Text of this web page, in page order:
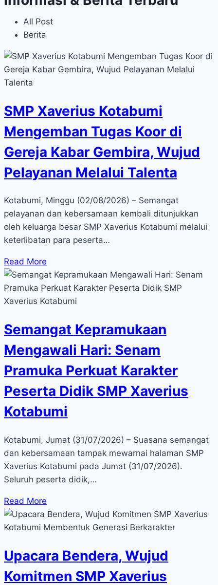
All Post
Berita
SMP Xaverius Kotabumi
Mengemban Tugas Koor di
Gereja Kabar Gembira, Wujud
Pelayanan Melalui Talenta
Kotabumi, Minggu (02/08/2026) – Semangat
pelayanan dan kebersamaan kembali ditunjukkan
oleh keluarga besar SMP Xaverius Kotabumi melalui
keterlibatan para peserta…
Read More
Semangat Kepramukaan
Mengawali Hari: Senam
Pramuka Perkuat Karakter
Peserta Didik SMP Xaverius
Kotabumi
Kotabumi, Jumat (31/07/2026) – Suasana semangat
dan kebersamaan tampak mewarnai halaman SMP
Xaverius Kotabumi pada Jumat (31/07/2026).
Seluruh peserta didik,…
Read More
Upacara Bendera, Wujud
Komitmen SMP Xaverius